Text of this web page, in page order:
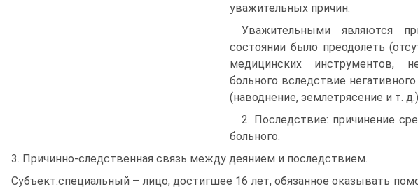
уважительных причин.
Уважительными являются
состоянии было преодолеть
медицинских инструментов,
больного вследствие
(наводнение, землетрясение и т.
2. Последствие: причинение
больного.
3. Причинно-следственная связь между деянием и последствием.
Субъект:специальный – лицо, достигшее 16 лет, обязанное оказывать